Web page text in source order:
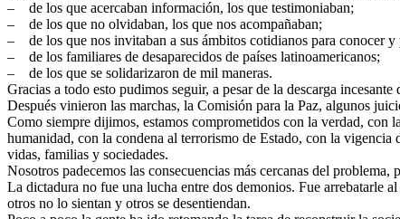
– de los que acercaban información, los que testimoniaban;
– de los que no olvidaban, los que nos acompañaban;
– de los que nos invitaban a sus ámbitos cotidianos para conocer
– de los familiares de desaparecidos de países latinoamericanos;
– de los que se solidarizaron de mil maneras.
Gracias a todo esto pudimos seguir, a pesar de la descarga
Después vinieron las marchas, la Comisión para la Paz, algunos
Como siempre dijimos, estamos comprometidos con la verdad, con
humanidad, con la condena al terrorismo de Estado, con la
vidas, familias y sociedades.
Nosotros padecemos las consecuencias más cercanas del
La dictadura no fue una lucha entre dos demonios. Fue arrebatarle
otros no lo sientan y otros se desentiendan.